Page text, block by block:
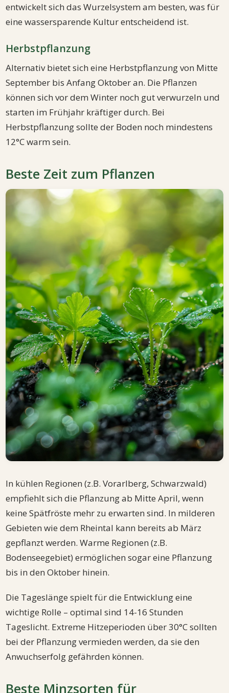
entwickelt sich das Wurzelsystem am besten, was für
eine wassersparende Kultur entscheidend ist.
Herbstpflanzung
Alternativ bietet sich eine Herbstpflanzung von Mitte
September bis Anfang Oktober an. Die Pflanzen
können sich vor dem Winter noch gut verwurzeln und
starten im Frühjahr kräftiger durch. Bei
Herbstpflanzung sollte der Boden noch mindestens
12°C warm sein.
Beste Zeit zum Pflanzen
In kühlen Regionen (z.B. Vorarlberg, Schwarzwald)
empfiehlt sich die Pflanzung ab Mitte April, wenn
keine Spätfröste mehr zu erwarten sind. In milderen
Gebieten wie dem Rheintal kann bereits ab März
gepflanzt werden. Warme Regionen (z.B.
Bodenseegebiet) ermöglichen sogar eine Pflanzung
bis in den Oktober hinein.
Die Tageslänge spielt für die Entwicklung eine
wichtige Rolle – optimal sind 14-16 Stunden
Tageslicht. Extreme Hitzeperioden über 30°C sollten
bei der Pflanzung vermieden werden, da sie den
Anwuchserfolg gefährden können.
Beste Minzsorten für